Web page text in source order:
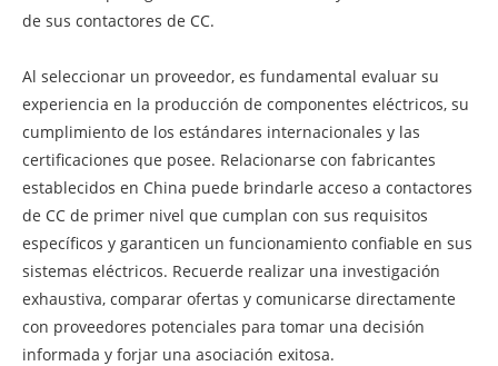
de sus contactores de CC.
Al seleccionar un proveedor, es fundamental evaluar su
experiencia en la producción de componentes eléctricos, su
cumplimiento de los estándares internacionales y las
certificaciones que posee. Relacionarse con fabricantes
establecidos en China puede brindarle acceso a contactores
de CC de primer nivel que cumplan con sus requisitos
específicos y garanticen un funcionamiento confiable en sus
sistemas eléctricos. Recuerde realizar una investigación
exhaustiva, comparar ofertas y comunicarse directamente
con proveedores potenciales para tomar una decisión
informada y forjar una asociación exitosa.